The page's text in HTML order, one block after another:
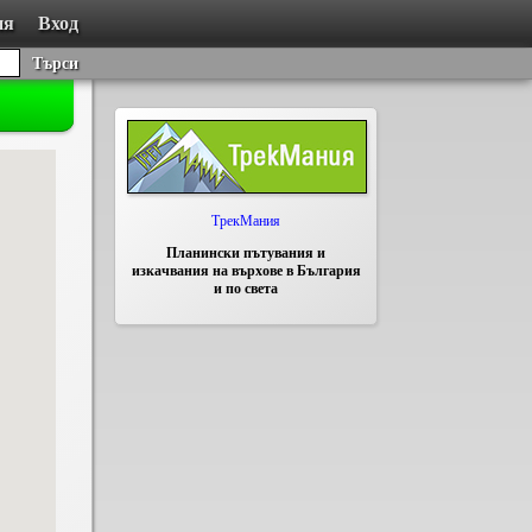
Вход
Търси
ТрекМания
Планински пътувания и
изкачвания на върхове в България
и по света